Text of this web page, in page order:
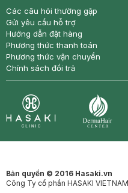
Các câu hỏi thường gặp
Gửi yêu cầu hỗ trợ
Hướng dẫn đặt hàng
Phương thức thanh toán
Phương thức vận chuyển
Chính sách đổi trả
Bản quyền © 2016 Hasaki.vn
Công Ty cổ phần HASAKI VIETNAM